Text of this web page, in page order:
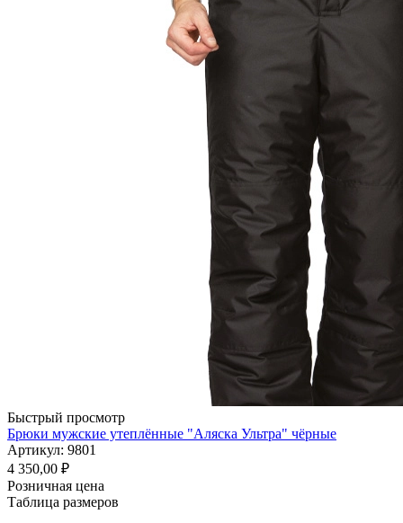
Быстрый просмотр
Брюки мужские утеплённые "Аляска Ультра" чёрные
Артикул: 9801
4 350,00 ₽
Розничная цена
Таблица размеров